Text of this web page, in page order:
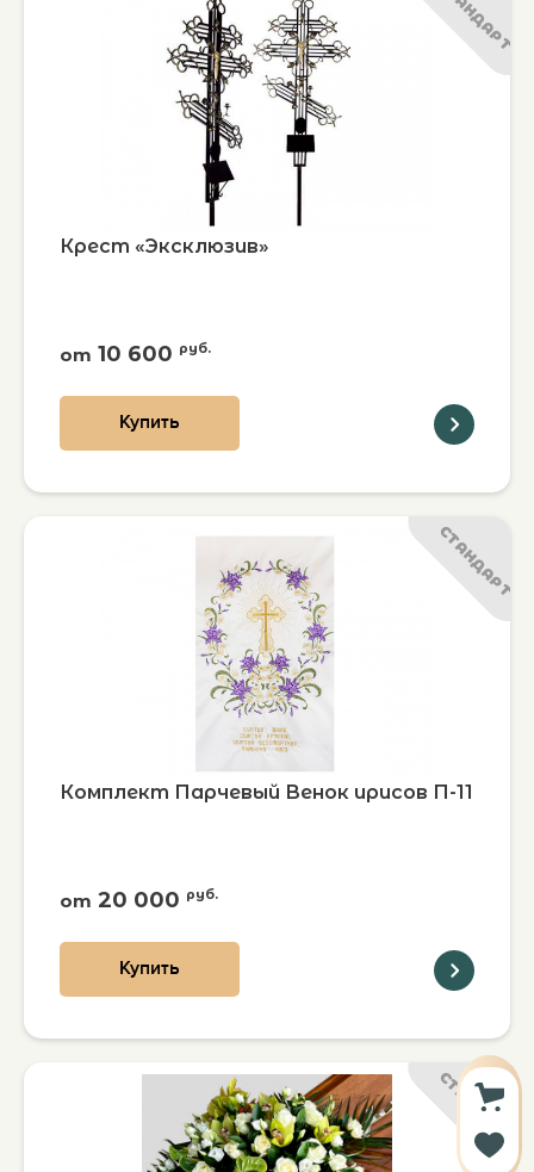
Крест «Эксклюзив»
от 10 600 руб.
Купить
СТАНДАРТ
Комплект Парчевый Венок ирисов П-11
от 20 000 руб.
Купить
СТАНДАРТ